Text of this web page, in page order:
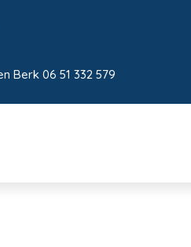
Berk 06 51 332 579